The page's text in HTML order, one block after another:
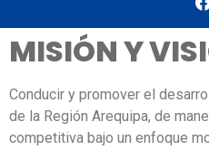
MISIÓN Y
Conducir y promover el
de la Región Arequipa, de
competitiva bajo un enfoque